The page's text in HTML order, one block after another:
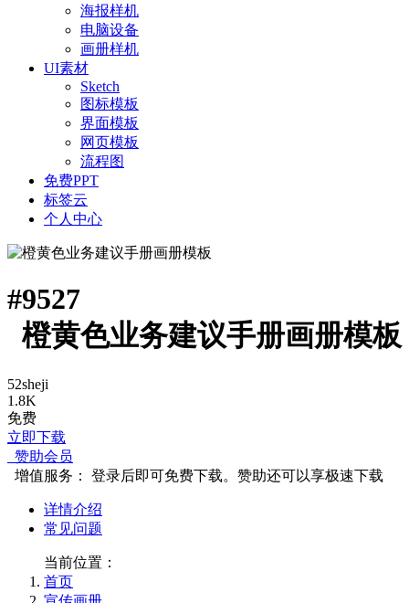
海报样机
电脑设备
画册样机
UI素材
Sketch
图标模板
界面模板
网页模板
流程图
免费PPT
标签云
个人中心
#9527
橙黄色业务建议手册画册模板
52sheji
1.8K
免费
立即下载
赞助会员
增值服务： 登录后即可免费下载。赞助还可以享极速下载
详情介绍
常见问题
当前位置：
首页